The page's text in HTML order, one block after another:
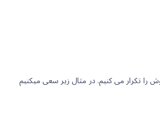
را تکرار می کنیم. در مثال زیر سعی میکنیم